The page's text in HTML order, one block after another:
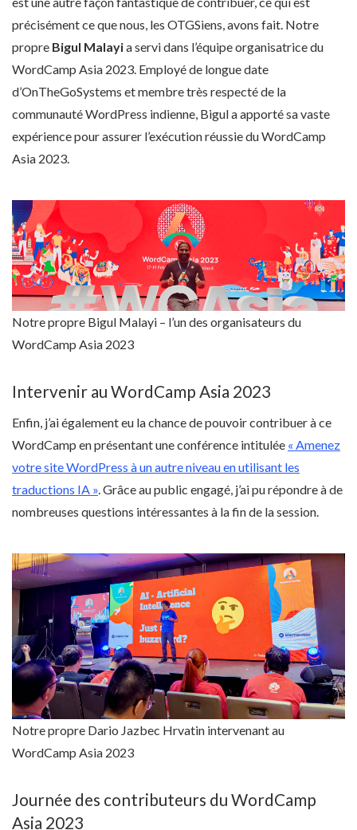
précisément ce que nous, les OTGSiens, avons fait. Notre
propre Bigul Malayia servi dans l’équipe organisatrice du
WordCamp Asia 2023. Employé de longue date
d’OnTheGoSystems et membre très respecté de la
communauté WordPress indienne, Bigul a apporté sa vaste
expérience pour assurer l’exécution réussie du WordCamp
Asia 2023.
Notre propre Bigul Malayi – l’un des organisateurs du
WordCamp Asia 2023
Intervenir au WordCamp Asia 2023
Enfin, j’ai également eu la chance de pouvoir contribuer à ce
WordCamp en présentant une conférence intitulée « Amenez
votre site WordPress à un autre niveau en utilisant les
traductions IA ». Grâce au public engagé, j’ai pu répondre à de
nombreuses questions intéressantes à la fin de la session.
Notre propre Dario Jazbec Hrvatin intervenant au
WordCamp Asia 2023
Journée des contributeurs du WordCamp
Asia 2023